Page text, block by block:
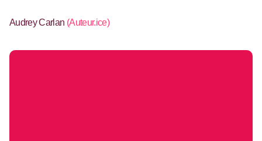
Audrey Carlan (Auteur.ice)